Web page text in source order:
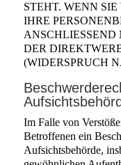
STEHT. WENN
IHRE
DER
(WIDERSPRUCH
Im Falle von
Betroffenen ein
Aufsichtsbehörde,